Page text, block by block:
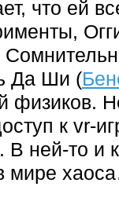
что ей
Да Ши (
физиков.
к vr-
В ней-то и
мире